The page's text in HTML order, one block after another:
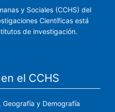
y Sociales (CCHS) del
Científicas está
de investigación.
el CCHS
Geografía y Demografía